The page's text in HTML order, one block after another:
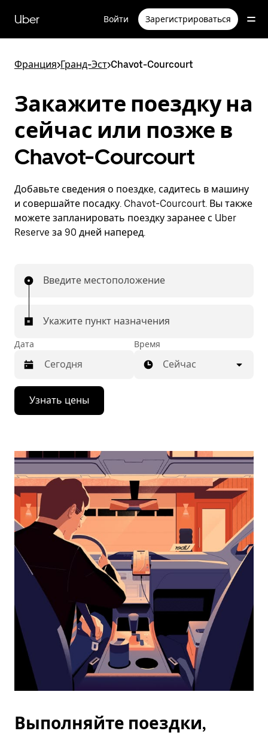
перейти
к
Uber Войти Зарегистрироваться
Франция>Гранд-Эст>Chavot-Courcourt
Закажите поездку на
сейчас или позже в
Chavot-Courcourt
Добавьте сведения о поездке, садитесь в машину
и совершайте посадку. Chavot-Courcourt. Вы также
можете запланировать поездку заранее с Uber
Reserve за 90 дней наперед.
Введите местоположение
Укажите пункт назначения
Дата
Нажмите
стрелку
вниз,
календарю
выбрать
дату.
Чтобы
закрыть
календарь,
нажмите
Esc.
Время
Сейчас
Узнать цены
Выполняйте поездки,